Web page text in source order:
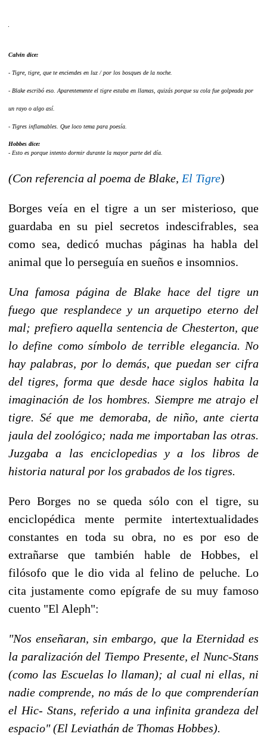
Calvin dice:
- Tigre, tigre, que te enciendes en luz / por los bosques de la noche.
- Blake escribó eso. Aparentemente el tigre estaba en llamas, quizás porque su cola fue golpeada por
un rayo o algo así.
- Tigres inflamables. Que loco tema para poesía.
Hobbes dice:
- Esto es porque intento dormir durante la mayor parte del día.
(Con referencia al poema de Blake, El Tigre)
Borges veía en el tigre a un ser misterioso, que
guardaba en su piel secretos indescifrables, sea
como sea, dedicó muchas páginas ha habla del
animal que lo perseguía en sueños e insomnios.
Una famosa página de Blake hace del tigre un
fuego que resplandece y un arquetipo eterno del
mal; prefiero aquella sentencia de Chesterton, que
lo define como símbolo de terrible elegancia. No
hay palabras, por lo demás, que puedan ser cifra
del tigres, forma que desde hace siglos habita la
imaginación de los hombres. Siempre me atrajo el
tigre. Sé que me demoraba, de niño, ante cierta
jaula del zoológico; nada me importaban las otras.
Juzgaba a las enciclopedias y a los libros de
historia natural por los grabados de los tigres.
Pero Borges no se queda sólo con el tigre, su
enciclopédica mente permite intertextualidades
constantes en toda su obra, no es por eso de
extrañarse que también hable de Hobbes, el
filósofo que le dio vida al felino de peluche. Lo
cita justamente como epígrafe de su muy famoso
cuento "El Aleph":
"Nos enseñaran, sin embargo, que la Eternidad es
la paralización del Tiempo Presente, el Nunc-Stans
(como las Escuelas lo llaman); al cual ni ellas, ni
nadie comprende, no más de lo que comprenderían
el Hic- Stans, referido a una infinita grandeza del
espacio" (El Leviathán de Thomas Hobbes).